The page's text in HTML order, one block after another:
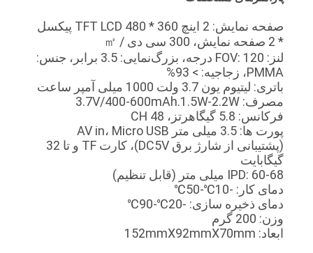
درخواست
نقل قول
SHOPPING
ONLINE
نقشه
سایت
سیاست
صفحه نمایش: 2 اینچ TFT LCD 480 * 360 پیکسل
* 2 صفحه نمایش، 300 سی دی / ㎡
لنز: FOV: 120 درجه، بزرگ‌نمایی: 3.5 برابر، جنس:
PMMA، زجاجیه: > 93%
باتری: لیتیوم یون 3.7 ولت 1000 میلی آمپر ساعت
مصرف: 3.7V/400-600mAh.1.5W-2.2W
فرکانس: 5.8 گیگاهرتز، 48 CH
پورت ها: 3.5 میلی متر AV in، Micro USB
(پشتیبانی از شارژ برق DC5V)، کارت TF و تا 32
گیگابایت
IPD: 60-68 میلی متر (قابل تنظیم)
دمای کار: -10℃-50℃
دمای ذخیره سازی: -20℃-90℃
وزن: 200 گرم
ابعاد: 152mmX92mmX70mm